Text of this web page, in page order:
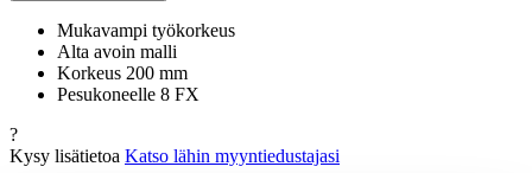
Mukavampi työkorkeus
Alta avoin malli
Korkeus 200 mm
Pesukoneelle 8 FX
?
Kysy lisätietoa Katso lähin myyntiedustajasi